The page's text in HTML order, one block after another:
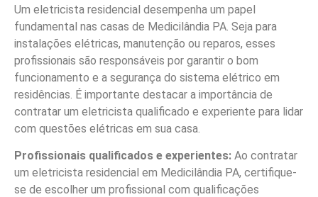
Um eletricista residencial desempenha um papel
fundamental nas casas de Medicilândia PA. Seja para
instalações elétricas, manutenção ou reparos, esses
profissionais são responsáveis por garantir o bom
funcionamento e a segurança do sistema elétrico em
residências. É importante destacar a importância de
contratar um eletricista qualificado e experiente para lidar
com questões elétricas em sua casa.
Profissionais qualificados e experientes: Ao contratar
um eletricista residencial em Medicilândia PA, certifique-
se de escolher um profissional com qualificações